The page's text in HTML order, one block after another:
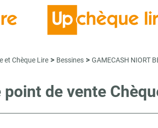
et Chèque Lire > Bessines > GAMECASH NIORT
de vente